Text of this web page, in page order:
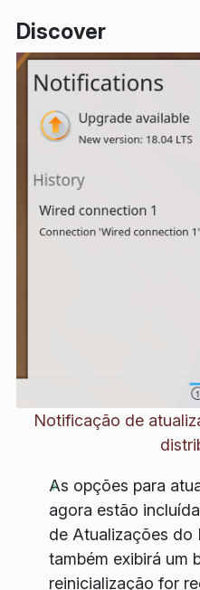
Discover
Notificação de
As opções para
agora estão
de Atualizações do
também exibirá um
reinicialização for